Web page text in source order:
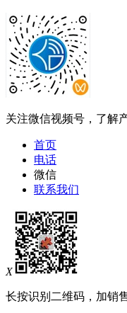
关注微信视频号，了解
首页
电话
微信
联系我们
X
长按识别二维码，加销